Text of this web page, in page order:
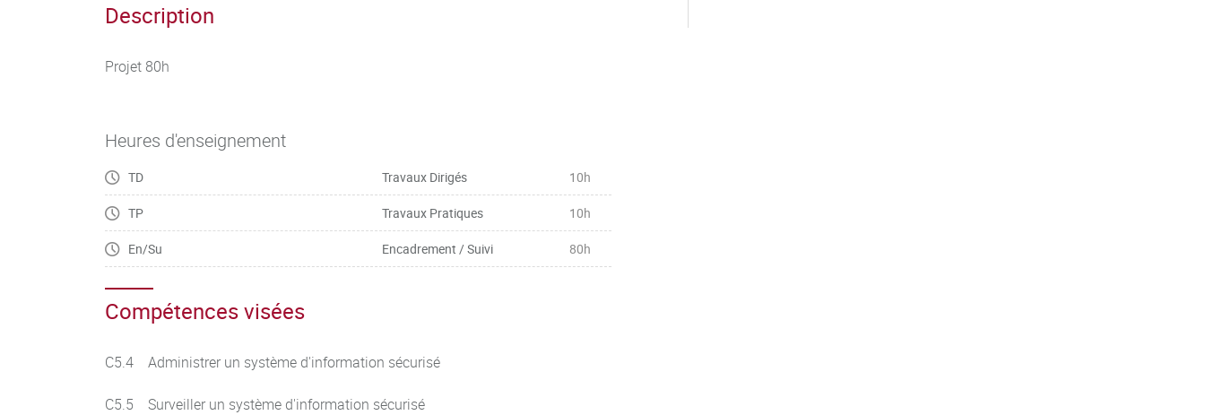
Description
Projet 80h
Heures d'enseignement
TD Travaux Dirigés 10h
TP Travaux Pratiques 10h
En/Su Encadrement / Suivi 80h
Compétences visées
C5.4 Administrer un système d'information sécurisé
C5.5 Surveiller un système d'information sécurisé